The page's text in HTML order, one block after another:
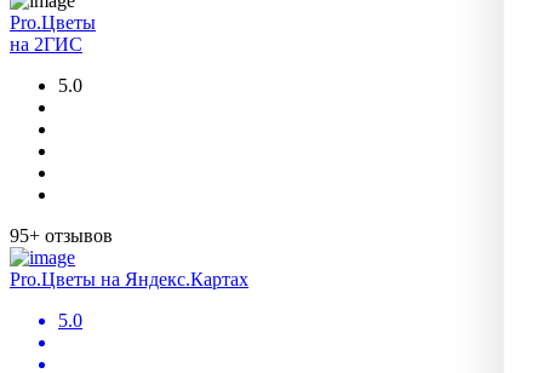
Pro.Цветы
на 2ГИС
5.0
95+ отзывов
Pro.Цветы на Яндекс.Картах
5.0